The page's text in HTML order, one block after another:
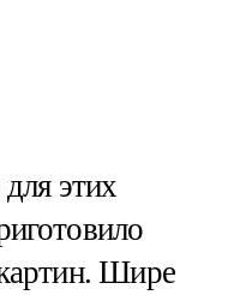
этих
Шире